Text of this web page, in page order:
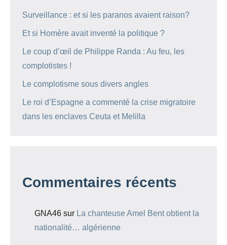
Surveillance : et si les paranos avaient raison?
Et si Homère avait inventé la politique ?
Le coup d’œil de Philippe Randa : Au feu, les
complotistes !
Le complotisme sous divers angles
Le roi d’Espagne a commenté la crise migratoire
dans les enclaves Ceuta et Melilla
Commentaires récents
GNA46 sur La chanteuse Amel Bent obtient la
nationalité… algérienne